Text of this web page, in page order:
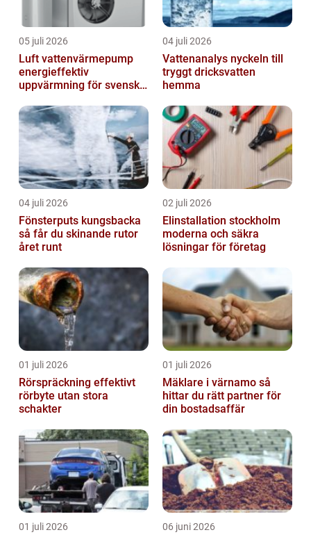
05 juli 2026
Luft vattenvärmepump
energieffektiv
uppvärmning för svenska
04 juli 2026
Vattenanalys nyckeln till
tryggt dricksvatten
hemma
04 juli 2026
Fönsterputs kungsbacka
så får du skinande rutor
året runt
02 juli 2026
Elinstallation stockholm
moderna och säkra
lösningar för företag
01 juli 2026
Rörspräckning effektivt
rörbyte utan stora
schakter
01 juli 2026
Mäklare i värnamo så
hittar du rätt partner för
din bostadsaffär
01 juli 2026 06 juni 2026